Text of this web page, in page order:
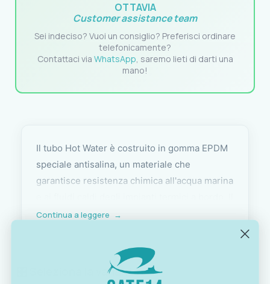
OTTAVIA
Customer assistance team
Sei indeciso? Vuoi un consiglio? Preferisci ordinare
telefonicamente?
Contattaci via WhatsApp, saremo lieti di darti una
mano!
Il tubo Hot Water è costruito in gomma EPDM
speciale antisalina, un materiale che
garantisce resistenza chimica all'acqua marina
rinforzo interno in tessuti sintetici mantiene la
superficie interna liscia riduce le perdite di
carico lungo il circuito.
Continua a leggere →
🎛️ Seleziona la variante